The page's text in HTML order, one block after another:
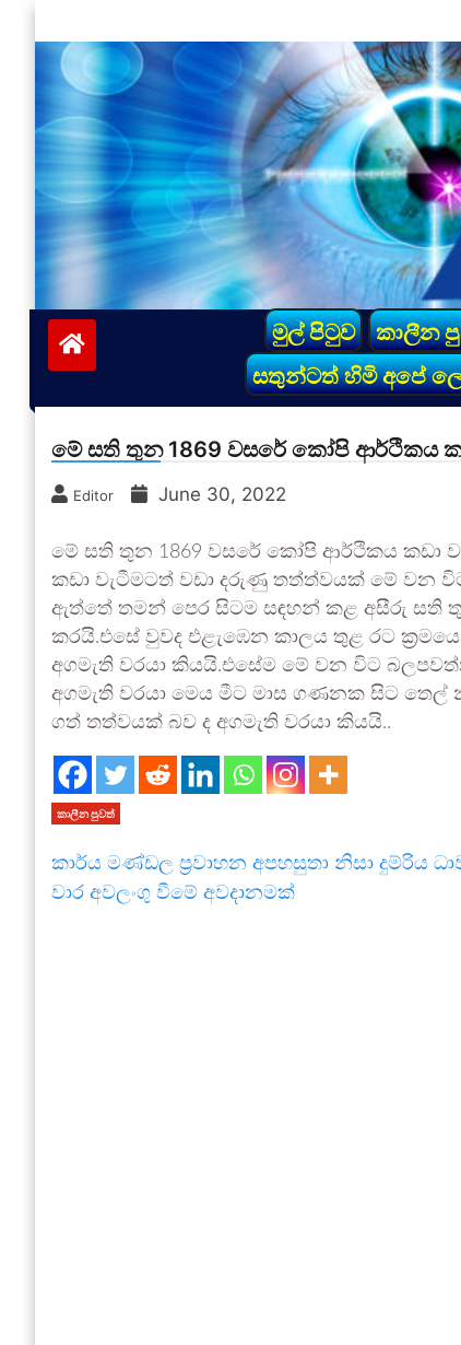
to
content
vinivida.lk
මුල් පිටුව කාලීන
සතුන්ටත් හිමි අපේ
මේ සති තුන 1869 වසරේ කෝපි ආර්ථිකය
Editor June 30, 2022
මේ සති තුන 1869 වසරේ කෝපි ආර්ථිකය කඩා
කඩා වැටීමටත් වඩා දරුණු තත්ත්වයක් මේ වන
ඇත්තේ තමන් පෙර සිටම සඳහන් කළ අසීරු සති
කරයි.එසේ වුවද එළැඹෙන කාලය තුළ රට
අගමැති වරයා කියයි.එසේම මේ වන විට
අගමැති වරයා මෙය මීට මාස ගණනක සිට
ගත් තත්වයක් බව ද අගමැති වරයා කියයි..
කාලීන පුවත්
කාර්ය මණ්ඩල ප්‍රවාහන අපහසුතා නිසා දුම්රිය
වාර අවලංගු වීමේ අවදානමක්